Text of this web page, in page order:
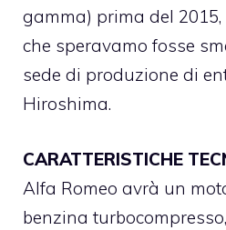
gamma) prima del
che speravamo fosse
sede di produzione di
Hiroshima.
CARATTERISTICHE
Alfa Romeo avrà un
benzina